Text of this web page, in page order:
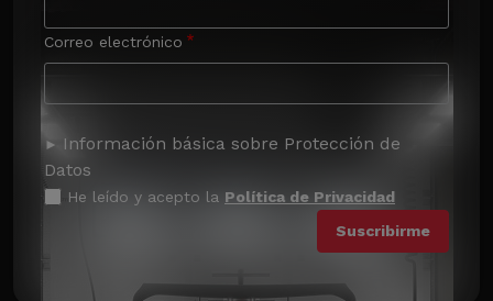
Correo electrónico
Información básica sobre Protección de
Datos
He leído y acepto la Política de Privacidad